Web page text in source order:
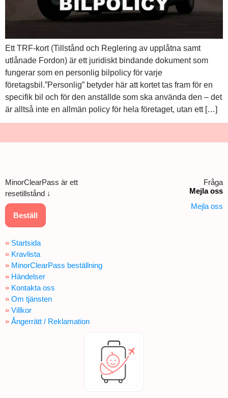
Ett TRF-kort (Tillstånd och Reglering av upplåtna samt
utlånade Fordon) är ett juridiskt bindande dokument som
fungerar som en personlig bilpolicy för varje
företagsbil.”Personlig” betyder här att kortet tas fram för en
specifik bil och för den anställde som ska använda den – det
är alltså inte en allmän policy för hela företaget, utan ett […]
MinorClearPass är ett
resetillstånd ↓
Beställ
Fråga
Mejla oss
Mejla oss
» Startsida
» Kravlista
» MinorClearPass beställning
» Händelser
» Kontakta oss
» Om tjänsten
» Villkor
» Ångerrätt / Reklamation